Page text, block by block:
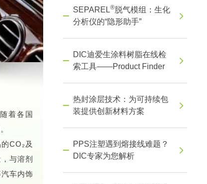
随着各国
CO₂及
与溶剂
车内饰
SEPAREL®脱气模组：生化
分析仪的“隐形助手”
DIC迪爱生涂料树脂在线检
索工具——Product Finder
热封涂层技术：为可持续包
装提供创新材料方案
PPS注塑遇到熔接线难题？
DIC专家为您解析